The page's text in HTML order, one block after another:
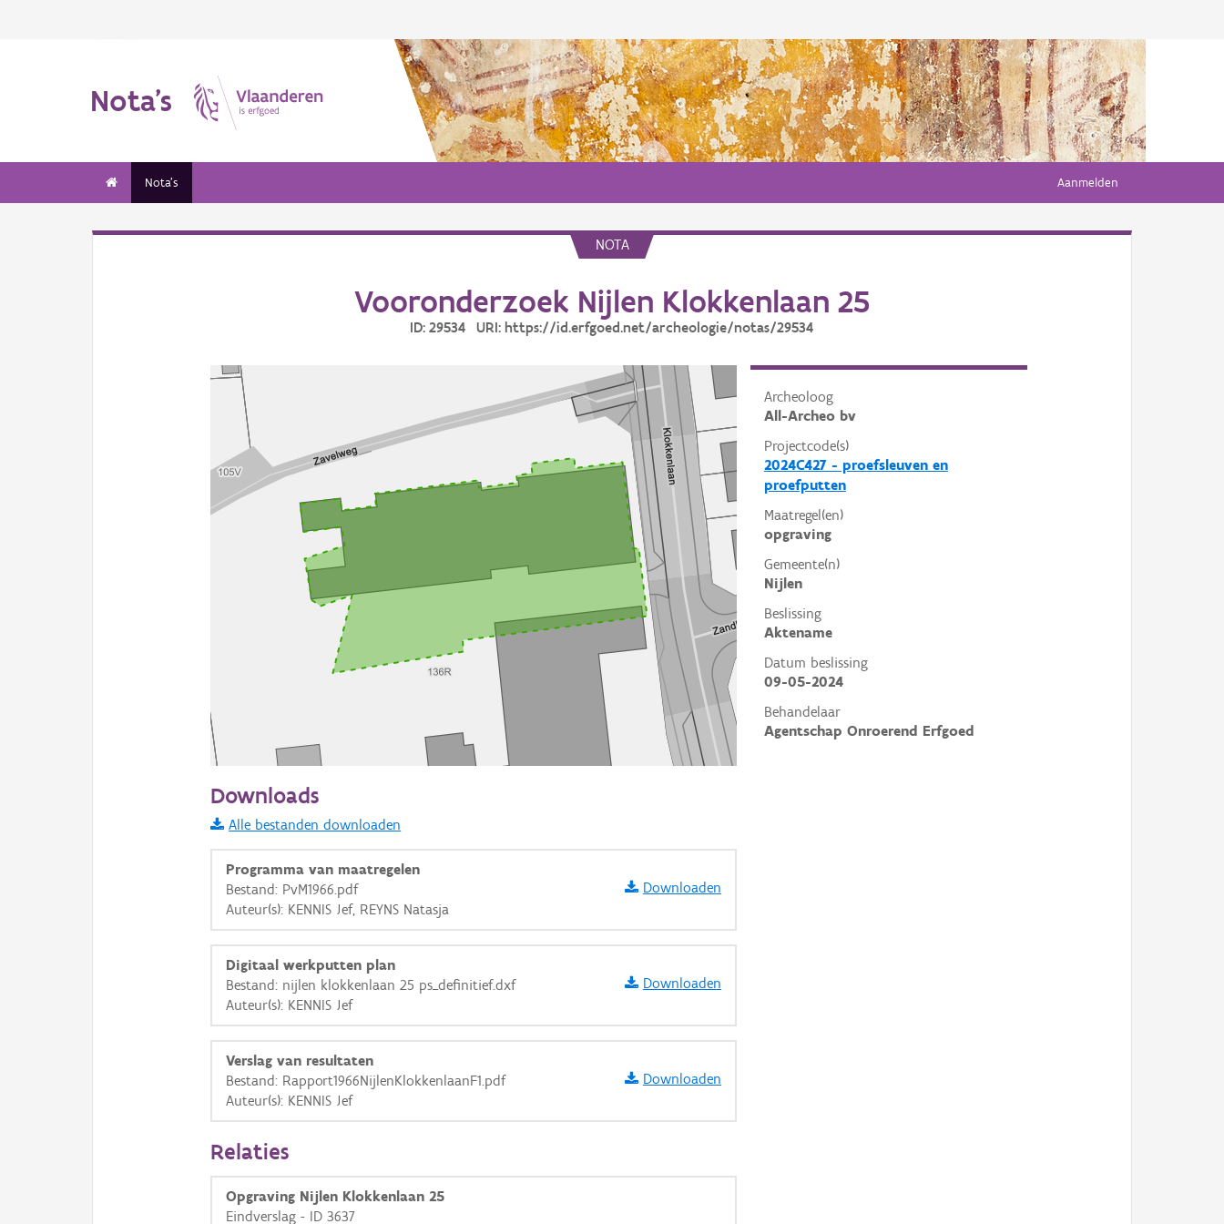
Nota's
Nota's Aanmelden
NOTA
Vooronderzoek Nijlen Klokkenlaan 25
ID: 29534 URI: https://id.erfgoed.net/archeologie/notas/29534
Archeoloog
All-Archeo bv
Projectcode(s)
2024C427 - proefsleuven en
proefputten
Maatregel(en)
opgraving
Gemeente(n)
Nijlen
Beslissing
Aktename
Datum beslissing
09-05-2024
Behandelaar
Agentschap Onroerend Erfgoed
Informatie Vlaanderen
i
+ −
OSM-Basiskaart
Ortho
GRB-Basiskaart
GRB-Basiskaart in grijswaarden
Downloads
Alle bestanden downloaden
Programma van maatregelen
Bestand: PvM1966.pdf
Auteur(s): KENNIS Jef, REYNS Natasja
Downloaden
Digitaal werkputten plan
Bestand: nijlen klokkenlaan 25 ps_definitief.dxf
Auteur(s): KENNIS Jef
Downloaden
Verslag van resultaten
Bestand: Rapport1966NijlenKlokkenlaanF1.pdf
Auteur(s): KENNIS Jef
Downloaden
Relaties
Opgraving Nijlen Klokkenlaan 25
Eindverslag - ID 3637